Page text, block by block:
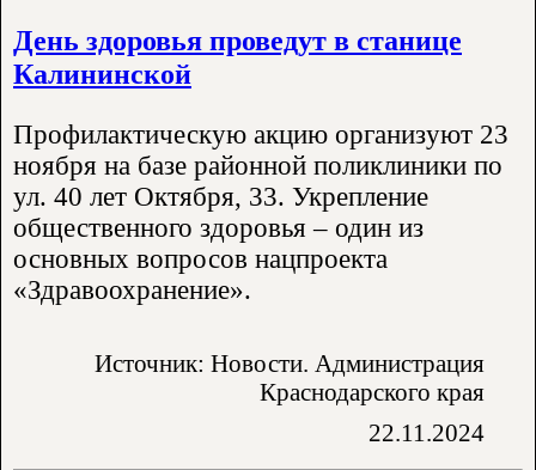
День здоровья проведут в станице
Калининской
Профилактическую акцию организуют 23
ноября на базе районной поликлиники по
ул. 40 лет Октября, 33. Укрепление
общественного здоровья – один из
основных вопросов нацпроекта
«Здравоохранение».
Источник: Новости. Администрация
Краснодарского края
22.11.2024